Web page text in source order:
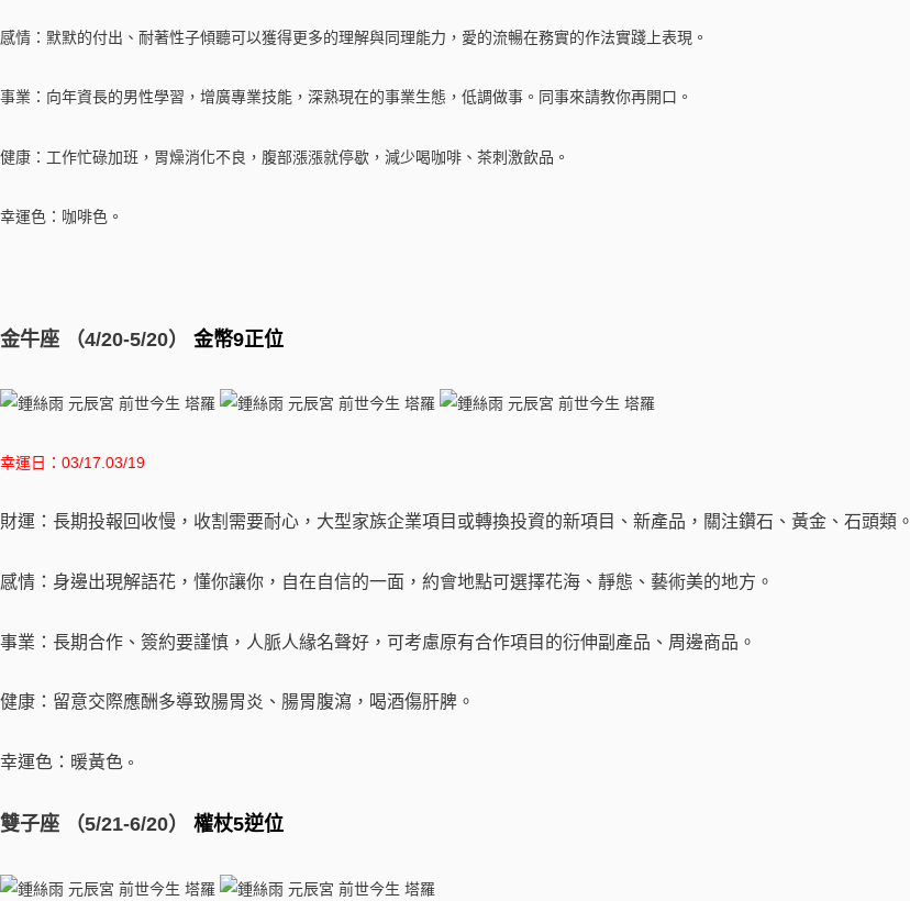
感情：默默的付出、耐著性子傾聽可以獲得更多的理解與同理能力，愛的流暢在務實的作法實踐上表現。
事業：向年資長的男性學習，增廣專業技能，深熟現在的事業生態，低調做事。同事來請教你再開口。
健康：工作忙碌加班，胃燥消化不良，腹部漲漲就停歇，減少喝咖啡、茶刺激飲品。
幸運色：咖啡色。
金牛座 （4/20-5/20） 金幣9正位
幸運日：03/17.03/19
財運：長期投報回收慢，收割需要耐心，大型家族企業項目或轉換投資的新項目、新產品，關注鑽石、黃金、石頭類。
感情：身邊出現解語花，懂你讓你，自在自信的一面，約會地點可選擇花海、靜態、藝術美的地方。
事業：長期合作、簽約要謹慎，人脈人緣名聲好，可考慮原有合作項目的衍伸副產品、周邊商品。
健康：留意交際應酬多導致腸胃炎、腸胃腹瀉，喝酒傷肝脾。
幸運色：暖黃色 。
雙子座 （5/21-6/20） 權杖5逆位